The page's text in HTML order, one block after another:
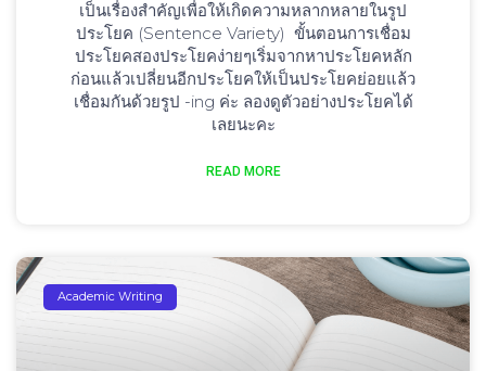
เป็นเรื่องสำคัญเพื่อให้เกิดความหลากหลายในรูป
ประโยค (Sentence Variety) ขั้นตอนการเชื่อม
ประโยคสองประโยคง่ายๆเริ่มจากหาประโยคหลัก
ก่อนแล้วเปลี่ยนอีกประโยคให้เป็นประโยคย่อยแล้ว
เชื่อมกันด้วยรูป -ing ค่ะ ลองดูตัวอย่างประโยคได้
เลยนะคะ
READ MORE
Academic Writing